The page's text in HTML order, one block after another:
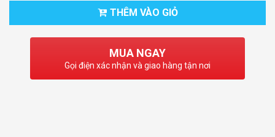
THÊM VÀO GIỎ
MUA NGAY
Gọi điện xác nhận và giao hàng tận nơi